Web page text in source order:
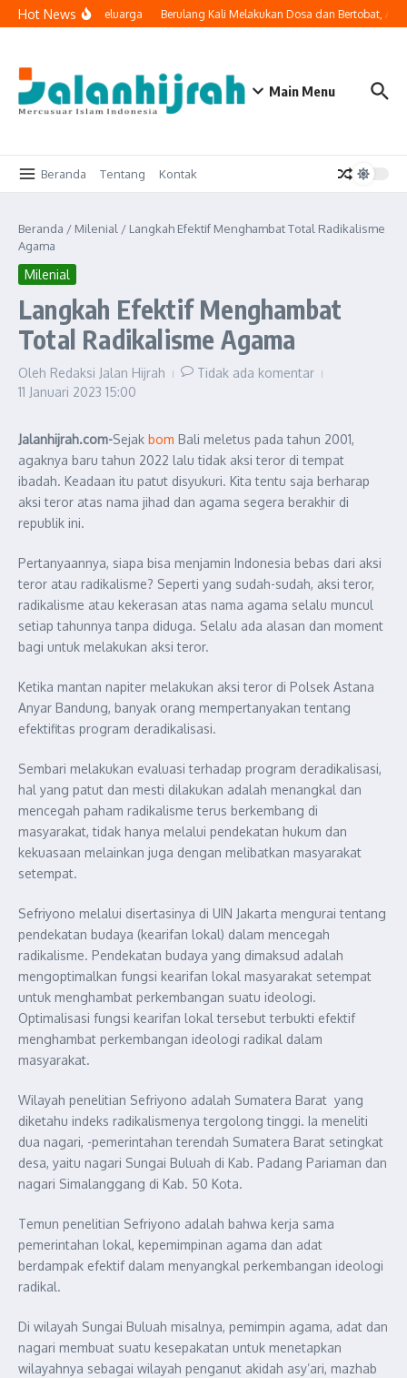
Lewati ke konten
Hot News
Masuk ke Ruang Keluarga Berulang Kali Melakukan Dosa dan Bertobat,
Main Menu
Beranda Tentang Kontak
Beranda / Milenial / Langkah Efektif Menghambat Total Radikalisme
Agama
Milenial
Langkah Efektif Menghambat
Total Radikalisme Agama
Oleh Redaksi Jalan Hijrah
Tidak ada komentar
11 Januari 2023 15:00
Jalanhijrah.com-Sejak bom Bali meletus pada tahun 2001,
agaknya baru tahun 2022 lalu tidak aksi teror di tempat
ibadah. Keadaan itu patut disyukuri. Kita tentu saja berharap
aksi teror atas nama jihad dan agama segera berakhir di
republik ini.
Pertanyaannya, siapa bisa menjamin Indonesia bebas dari aksi
teror atau radikalisme? Seperti yang sudah-sudah, aksi teror,
radikalisme atau kekerasan atas nama agama selalu muncul
setiap tahunnya tanpa diduga. Selalu ada alasan dan moment
bagi untuk melakukan aksi teror.
Ketika mantan napiter melakukan aksi teror di Polsek Astana
Anyar Bandung, banyak orang mempertanyakan tentang
efektifitas program deradikalisasi.
Sembari melakukan evaluasi terhadap program deradikalisasi,
hal yang patut dan mesti dilakukan adalah menangkal dan
mencegah paham radikalisme terus berkembang di
masyarakat, tidak hanya melalui pendekatan hukum dan
kekuasaan melainkan juga dengan melibatkan masyarakat
setempat.
Sefriyono melalui disertasinya di UIN Jakarta mengurai tentang
pendekatan budaya (kearifan lokal) dalam mencegah
radikalisme. Pendekatan budaya yang dimaksud adalah
mengoptimalkan fungsi kearifan lokal masyarakat setempat
untuk menghambat perkembangan suatu ideologi.
Optimalisasi fungsi kearifan lokal tersebut terbukti efektif
menghambat perkembangan ideologi radikal dalam
masyarakat.
Wilayah penelitian Sefriyono adalah Sumatera Barat yang
diketahu indeks radikalismenya tergolong tinggi. Ia meneliti
dua nagari, -pemerintahan terendah Sumatera Barat setingkat
desa, yaitu nagari Sungai Buluah di Kab. Padang Pariaman dan
nagari Simalanggang di Kab. 50 Kota.
Temun penelitian Sefriyono adalah bahwa kerja sama
pemerintahan lokal, kepemimpinan agama dan adat
berdampak efektif dalam menyangkal perkembangan ideologi
radikal.
Di wilayah Sungai Buluah misalnya, pemimpin agama, adat dan
nagari membuat suatu kesepakatan untuk menetapkan
wilayahnya sebagai wilayah penganut akidah asy’ari, mazhab